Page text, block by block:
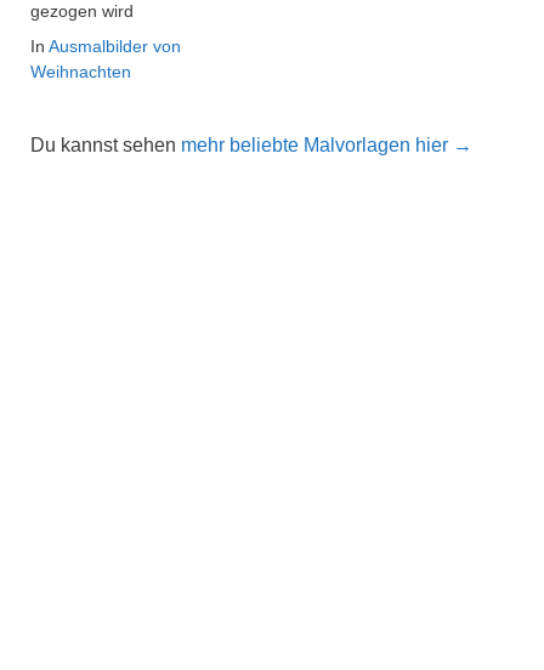
gezogen wird
In Ausmalbilder von
Weihnachten
Du kannst sehen mehr beliebte Malvorlagen hier →